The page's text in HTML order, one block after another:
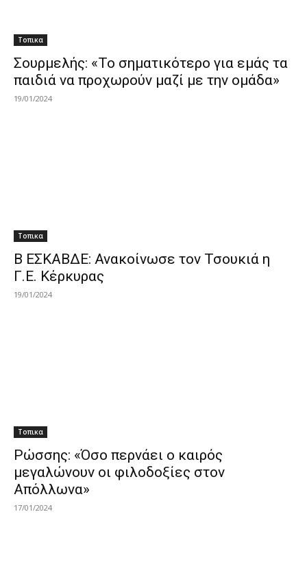
Τοπικα
Σουρμελής: «Το σηματικότερο για εμάς τα
παιδιά να προχωρούν μαζί με την ομάδα»
19/01/2024
Τοπικα
Β ΕΣΚΑΒΔΕ: Ανακοίνωσε τον Τσουκιά η
Γ.Ε. Κέρκυρας
19/01/2024
Τοπικα
Ρώσσης: «Όσο περνάει ο καιρός
μεγαλώνουν οι φιλοδοξίες στον
Απόλλωνα»
17/01/2024